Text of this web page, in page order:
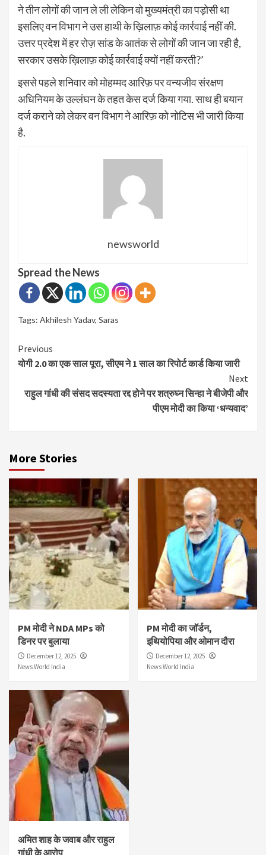
ने तीन लोगों की जान ले ली लेकिन वो मुख्यमंत्री का पड़ोसी था
इसलिए वन विभाग ने उस हाथी के ख़िलाफ़ कोई कार्रवाई नहीं की.
उत्तर प्रदेश में हर रोज़ सांड के आतंक से लोगों की जान जा रही है,
सरकार उसके ख़िलाफ़ कोई कार्रवाई क्यों नहीं करती?’
इससे पहले शनिवार को मोहम्मद आरिफ़ पर वन्यजीव संरक्षण
अधिनियम के उल्लंघन के तहत केस दर्ज किया गया. साथ ही बयान
दर्ज कराने को लेकर वन विभाग ने आरिफ़ को नोटिस भी जारी किया
है.
newsworld
Spread the News
Tags: Akhilesh Yadav, Saras
Continue
Reading
Previous
योगी 2.0 का एक साल पूरा, सीएम ने 1 साल का रिपोर्ट कार्ड किया जारी
Next
राहुल गांधी की संसद सदस्यता रद्द होने पर शत्रुघ्न सिन्हा ने बीजेपी और
पीएम मोदी का किया ‘धन्यवाद’
More Stories
PM मोदी ने NDA MPs को
डिनर पर बुलाया
December 12, 2025
News World India
PM मोदी का जॉर्डन,
इथियोपिया और ओमान दौरा
December 12, 2025
News World India
अमित शाह के जवाब और राहुल
गांधी के आरोप